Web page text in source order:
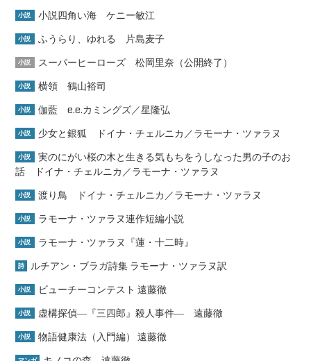
小説 小説四角い海 ケニー敏江
小説 ふうらり、ゆれる 片島麦子
小説 スーパーヒーローズ 松岡里奈（公開終了）
小説 横領 鶴山裕司
小説 伽藍 e.e.カミングズ／星隆弘
小説 少女と銀狐 ドイナ・チェルニカ／ラモーナ・ツァラヌ
小説
実のにがい桜の木と生きる気もちをうしなった男の子のお
話 ドイナ・チェルニカ／ラモーナ・ツァラヌ
小説 渡り鳥 ドイナ・チェルニカ／ラモーナ・ツァラヌ
小説 ラモーナ・ツァラヌ連作短編小説
小説 ラモーナ・ツァラヌ『蓮・十二時』
詩 ルチアン・ブラガ詩集 ラモーナ・ツァラヌ訳
小説 ビューチーコンテスト 遠藤徹
小説 虚構探偵―『三四郎』殺人事件― 遠藤徹
小説 物語健康法（入門編） 遠藤徹